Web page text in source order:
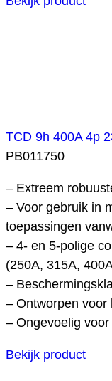
TCD 9h 400A 4p
PB011750
– Extreem
– Voor gebruik in
toepassingen
– 4- en 5-polige
(250A, 315A,
–
– Ontworpen voor
– Ongevoelig
Bekijk product